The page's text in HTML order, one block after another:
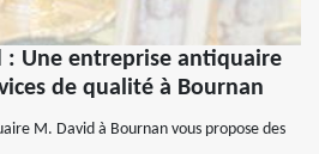
Une entreprise antiquaire
de qualité à Bournan
M. David à Bournan vous propose des